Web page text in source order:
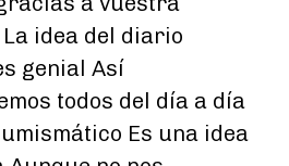
idea del diario
genial Así
todos del día a día
Es una idea